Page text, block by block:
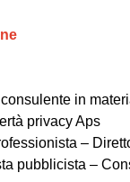
in
privacy Aps
–
pubblicista –